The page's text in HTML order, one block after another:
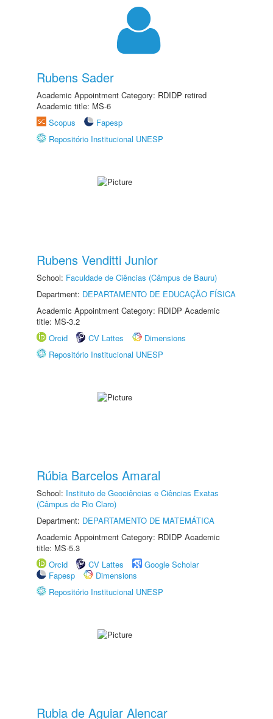
Rubens Sader
Academic Appointment Category: RDIDP retired
Academic title: MS-6
Scopus
Fapesp
Repositório Institucional UNESP
Rubens Venditti Junior
School: Faculdade de Ciências (Câmpus de Bauru)
Department: DEPARTAMENTO DE EDUCAÇÃO FÍSICA
Academic Appointment Category: RDIDP Academic
title: MS-3.2
Orcid
CV Lattes
Dimensions
Repositório Institucional UNESP
Rúbia Barcelos Amaral
School: Instituto de Geociências e Ciências Exatas
(Câmpus de Rio Claro)
Department: DEPARTAMENTO DE MATEMÁTICA
Academic Appointment Category: RDIDP Academic
title: MS-5.3
Orcid
CV Lattes
Google Scholar
Fapesp
Dimensions
Repositório Institucional UNESP
Rubia de Aguiar Alencar